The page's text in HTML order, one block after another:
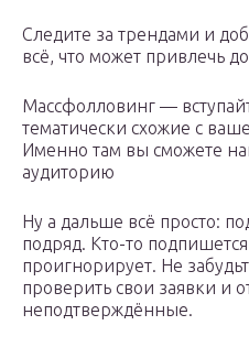
Следите за трендами и
всё, что может привлечь
Массфолловинг —
тематически схожие с
Именно там вы сможете
аудиторию
Ну а дальше всё просто:
подряд. Кто-то подпишется
проигнорирует. Не
проверить свои заявки и
неподтверждённые.